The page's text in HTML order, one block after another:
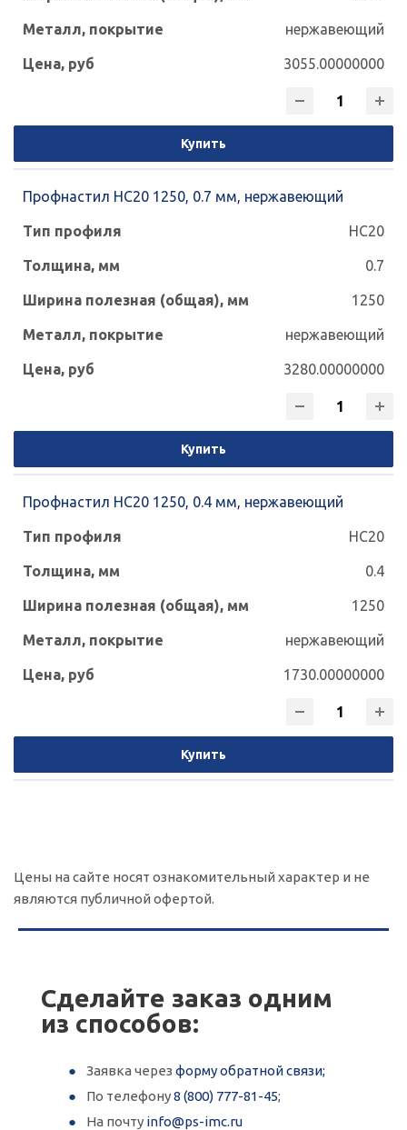
нержавеющий
3055.00000000
Купить
Профнастил НС20 1250, 0.7 мм, нержавеющий
НС20
0.7
1250
нержавеющий
3280.00000000
Купить
Профнастил НС20 1250, 0.4 мм, нержавеющий
НС20
0.4
1250
нержавеющий
1730.00000000
Купить
Цены на сайте носят ознакомительный характер и не
являются публичной офертой.
Сделайте заказ одним
из способов:
Заявка через форму обратной связи;
По телефону8 (800) 777-81-45;
На почту info@ps-imc.ru